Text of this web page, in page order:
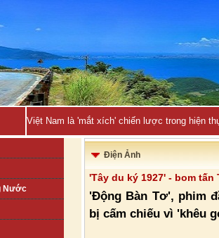
Việt Nam là 'mắt xích' chiến lược trong hiện
Nước
Điện Ảnh
'Tây du ký 1927' - bom
'Động Bàn Tơ', phim
bị cấm chiếu vì 'khêu